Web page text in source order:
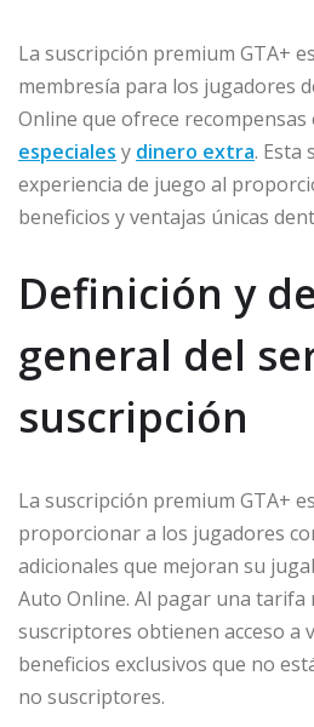
La suscripción premium GTA+
membresía para los jugadores
Online que ofrece recompensas
especiales y dinero extra. Esta
experiencia de juego al
beneficios y ventajas únicas
Definición y
general del
suscripción
La suscripción premium GTA+
proporcionar a los jugadores
adicionales que mejoran su
Auto Online. Al pagar una tarifa
suscriptores obtienen acceso a
beneficios exclusivos que no
no suscriptores.